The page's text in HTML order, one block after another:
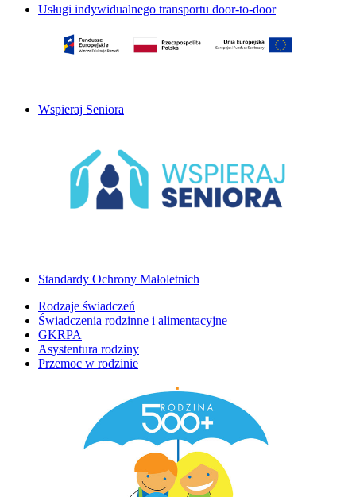
Usługi indywidualnego transportu door-to-door
Wspieraj Seniora
Standardy Ochrony Małoletnich
Rodzaje świadczeń
Świadczenia rodzinne i alimentacyjne
GKRPA
Asystentura rodziny
Przemoc w rodzinie